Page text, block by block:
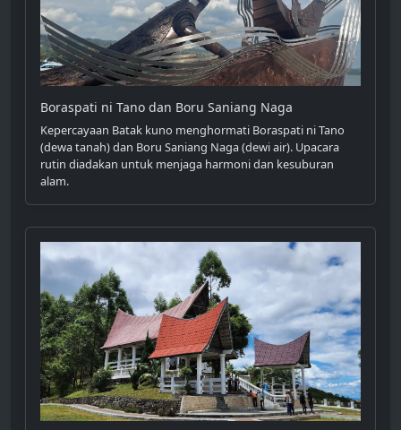
Boraspati ni Tano dan Boru Saniang Naga
Kepercayaan Batak kuno menghormati Boraspati ni Tano
(dewa tanah) dan Boru Saniang Naga (dewi air). Upacara
rutin diadakan untuk menjaga harmoni dan kesuburan
alam.